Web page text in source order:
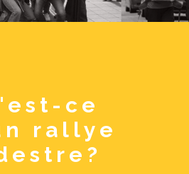
ce
rallye